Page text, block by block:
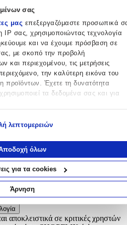
σας
μας επεξεργαζόμαστε προσωπικά
σας, χρησιμοποιώντας τεχνολογία
και να έχουμε πρόσβαση σε
με σκοπό την προβολή
και περιεχομένου, τις μετρήσεις
την καλύτερη εικόνα του
προϊόντων. Έχετε τη δυνατότητα
τα δεδομένα σας και για
επίσης:
να είναι ακριβείς σε απόσταση
συσκευή σας σαρώνοντας ενεργά για
(δακτυλικό αποτύπωμα)
με τον τρόπο επεξεργασίας των
καθορίστε τις προτιμήσεις σας
να αλλάξετε ή να
στιγμή από τη Δήλωση Cookies.
λεπτομερειών
όλων
για τα cookies
Άρνηση
αξιολογήσεις. Όταν
αποκλειστικά σε κριτικές χρηστών